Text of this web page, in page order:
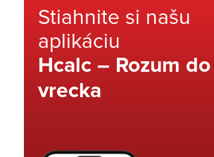
Stiahnite si našu
aplikáciu
Hcalc – Rozum do
vrecka